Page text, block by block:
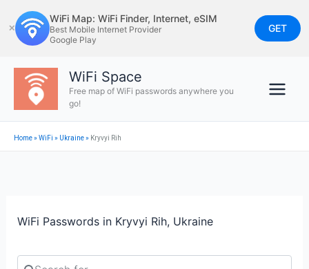
to
content
✕
WiFi Map: WiFi Finder, Internet, eSIM
Best Mobile Internet Provider
Google Play
GET
WiFi Space
Free map of WiFi passwords anywhere you
go!
Home»WiFi » Ukraine» Kryvyi Rih
WiFi Passwords in Kryvyi Rih, Ukraine
Search for